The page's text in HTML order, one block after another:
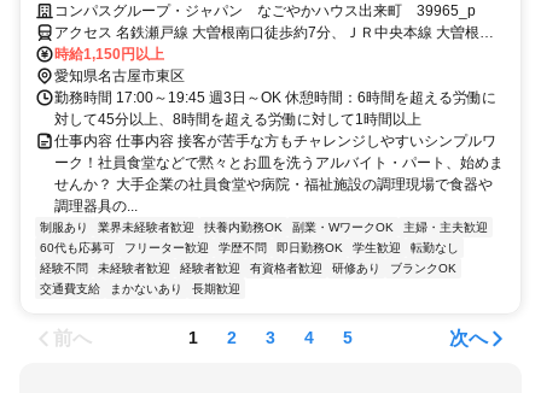
タリ！未経験歓迎♪
コンパスグループ・ジャパン なごやかハウス出来町 39965_p
アクセス 名鉄瀬戸線 大曽根南口徒歩約7分、ＪＲ中央本線 大曽根南
口徒歩約7分、名古屋市営名城線 大曽根南口徒歩約7分
時給1,150円以上
愛知県名古屋市東区
勤務時間 17:00～19:45 週3日～OK 休憩時間：6時間を超える労働に
対して45分以上、8時間を超える労働に対して1時間以上
仕事内容 仕事内容 接客が苦手な方もチャレンジしやすいシンプルワ
ーク！社員食堂などで黙々とお皿を洗うアルバイト・パート、始めま
せんか？ 大手企業の社員食堂や病院・福祉施設の調理現場で食器や
調理器具の...
制服あり 業界未経験者歓迎 扶養内勤務OK 副業・WワークOK
主婦・主夫歓迎
60代も応募可
フリーター歓迎 学歴不問 即日勤務OK 学生歓迎
転勤なし
経験不問
未経験者歓迎 経験者歓迎 有資格者歓迎 研修あり
ブランクOK
交通費支給
まかないあり 長期歓迎
前へ 1 2 3 4 5 次へ